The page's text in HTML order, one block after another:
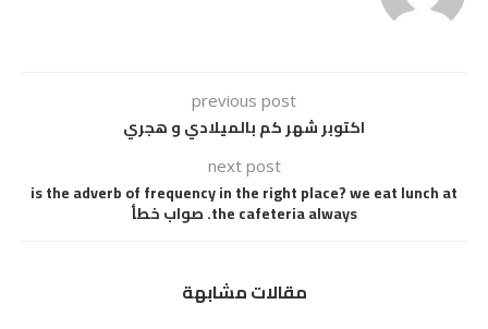
previous post
اكتوبر شهر كم بالميلادي و هجري
next post
is the adverb of frequency in the right place? we eat lunch at
the cafeteria always. صواب خطأ
مقالات مشابهة